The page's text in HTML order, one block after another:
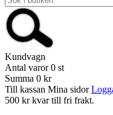
Kundvagn
Antal varor 0 st
Summa 0 kr
Till kassan Mina sidor
500 kr kvar till fri frakt.